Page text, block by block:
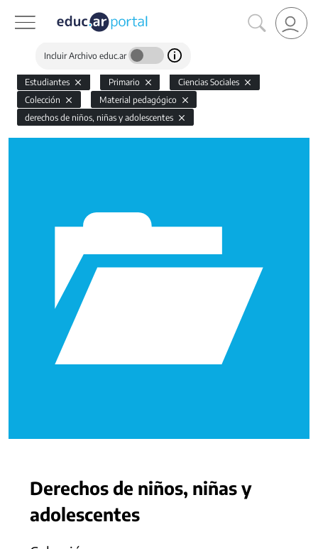
Incluir Archivo educ.ar
Estudiantes Primario
Ciencias Sociales
Colección
Material pedagógico
derechos de niños, niñas y adolescentes
Derechos de niños, niñas y
adolescentes